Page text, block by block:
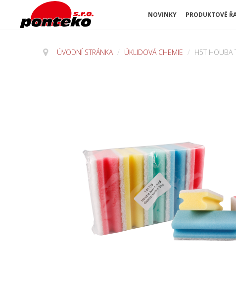
NOVINKY PRODUKTOVÉ
ÚVODNÍ STRÁNKA / ÚKLIDOVÁ CHEMIE / H5T HOUBA